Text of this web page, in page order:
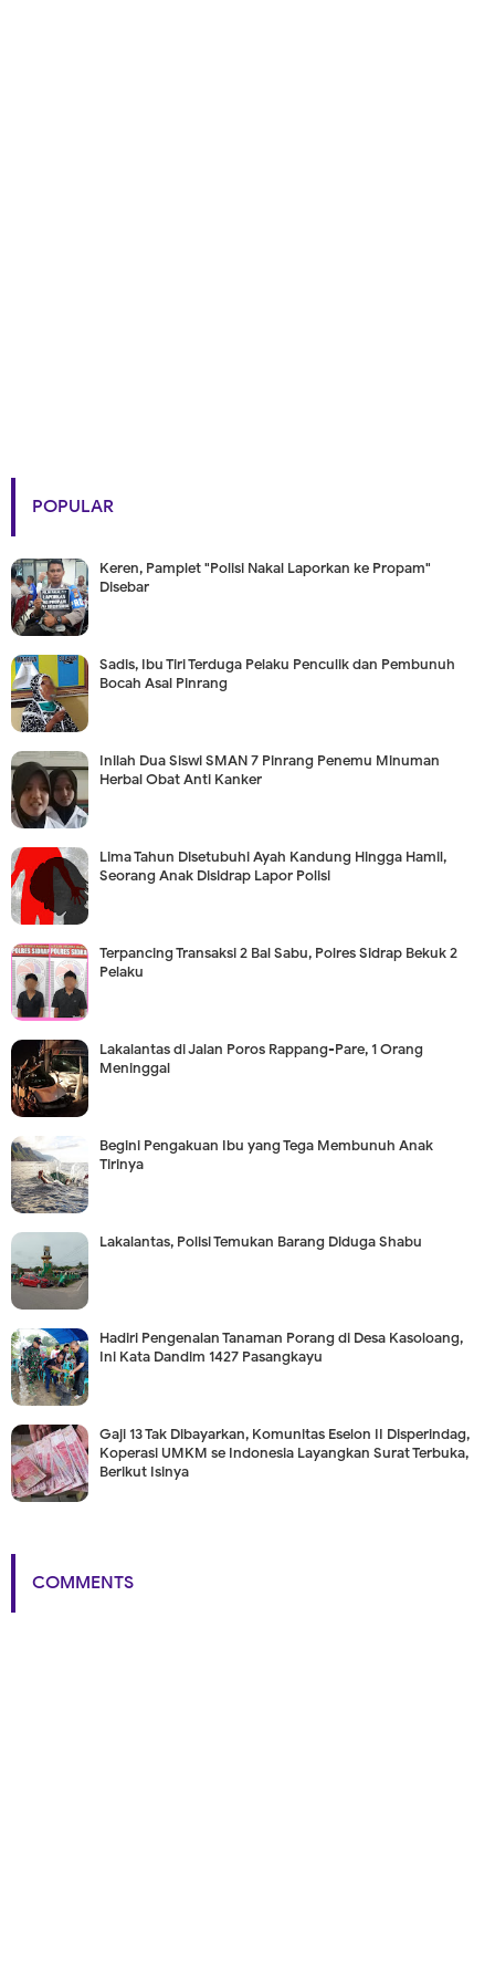
POPULAR
Keren, Pamplet "Polisi Nakal Laporkan ke Propam"
Disebar
Sadis, Ibu Tiri Terduga Pelaku Penculik dan Pembunuh
Bocah Asal Pinrang
Inilah Dua Siswi SMAN 7 Pinrang Penemu Minuman
Herbal Obat Anti Kanker
Lima Tahun Disetubuhi Ayah Kandung Hingga Hamil,
Seorang Anak Disidrap Lapor Polisi
Terpancing Transaksi 2 Bal Sabu, Polres Sidrap Bekuk 2
Pelaku
Lakalantas di Jalan Poros Rappang-Pare, 1 Orang
Meninggal
Begini Pengakuan Ibu yang Tega Membunuh Anak
Tirinya
Lakalantas, Polisi Temukan Barang Diduga Shabu
Hadiri Pengenalan Tanaman Porang di Desa Kasoloang,
Ini Kata Dandim 1427 Pasangkayu
Gaji 13 Tak Dibayarkan, Komunitas Eselon II Disperindag,
Koperasi UMKM se Indonesia Layangkan Surat Terbuka,
Berikut Isinya
COMMENTS